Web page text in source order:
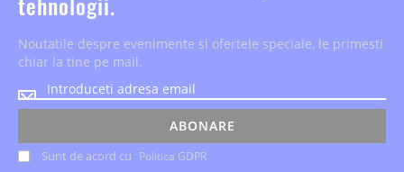
Noutatile despre evenimente si ofertele speciale, le primesti
chiar la tine pe mail.
Noutatile
despre
si
oferteleSunt de acord cu Politica GDPR
ABONARE